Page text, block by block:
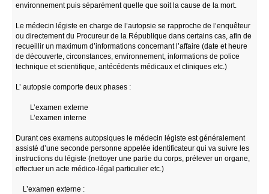
environnement puis séparément quelle que soit la cause de la mort.
Le médecin légiste en charge de l’autopsie se rapproche de l’enquêteur
ou directement du Procureur de la République dans certains cas, afin de
recueillir un maximum d’informations concernant l’affaire (date et heure
de découverte, circonstances, environnement, informations de police
technique et scientifique, antécédents médicaux et cliniques etc.)
L’ autopsie comporte deux phases :
L’examen externe
L’examen interne
Durant ces examens autopsiques le médecin légiste est généralement
assisté d’une seconde personne appelée identificateur qui va suivre les
instructions du légiste (nettoyer une partie du corps, prélever un organe,
effectuer un acte médico-légal particulier etc.)
L’examen externe :